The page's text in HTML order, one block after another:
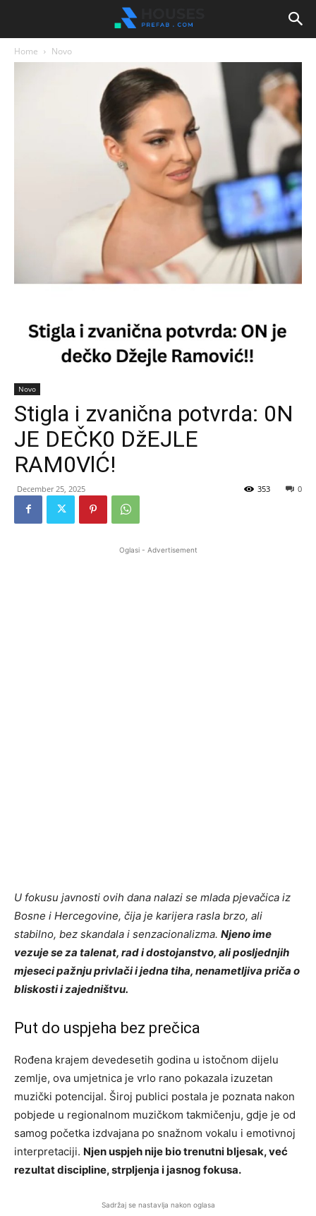
Home Novo
Novo
Stigla i zvanična potvrda: 0N
JE DEČK0 DžEJLE
RAM0VlĆ!
December 25, 2025 0
353
Oglasi - Advertisement
U fokusu javnosti ovih dana nalazi se mlada pjevačica iz
Bosne i Hercegovine, čija je karijera rasla brzo, ali
stabilno, bez skandala i senzacionalizma. Njeno ime
vezuje se za talenat, rad i dostojanstvo, ali posljednjih
mjeseci pažnju privlači i jedna tiha, nenametljiva priča o
bliskosti i zajedništvu.
Put do uspjeha bez prečica
Rođena krajem devedesetih godina u istočnom dijelu
zemlje, ova umjetnica je vrlo rano pokazala izuzetan
muzički potencijal. Široj publici postala je poznata nakon
pobjede u regionalnom muzičkom takmičenju, gdje je od
samog početka izdvajana po snažnom vokalu i emotivnoj
interpretaciji. Njen uspjeh nije bio trenutni bljesak, već
rezultat discipline, strpljenja i jasnog fokusa.
Sadržaj se nastavlja nakon oglasa